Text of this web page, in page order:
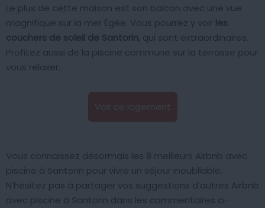
Le plus de cette maison est son balcon avec une vue
magnifique sur la mer Égée. Vous pourrez y voir les
couchers de soleil de Santorin, qui sont extraordinaires.
Profitez aussi de la piscine commune sur la terrasse pour
vous relaxer.
Voir ce logement
Vous connaissez désormais les 8 meilleurs Airbnb avec
piscine à Santorin pour vivre un séjour inoubliable.
N’hésitez pas à partager vos suggestions d’autres Airbnb
avec piscine à Santorin dans les commentaires ci-